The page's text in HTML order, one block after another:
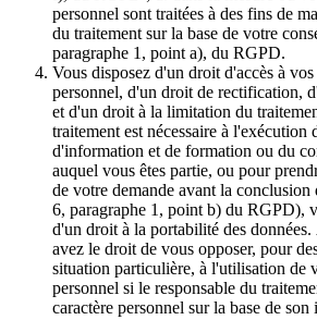
personnel sont traitées à des fins de
du traitement sur la base de votre
paragraphe 1, point a), du RGPD.
Vous disposez d'un droit d'accès à vos
personnel, d'un droit de rectification,
et d'un droit à la limitation du
traitement est nécessaire à l'exécution
d'information et de formation ou du
auquel vous êtes partie, ou pour
de votre demande avant la conclusion
6, paragraphe 1, point b) du RGPD),
d'un droit à la portabilité des
avez le droit de vous opposer, pour
situation particulière, à l'utilisation de
personnel si le responsable du
caractère personnel sur la base de